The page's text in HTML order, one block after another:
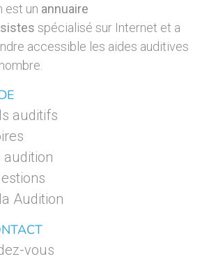
est un annuaire
spécialisé sur Internet et a
accessible les aides auditives
auditifs
audition
Audition
vous